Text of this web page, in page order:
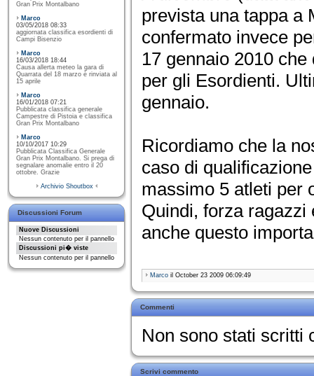
Gran Prix Montalbano
Marco
03/05/2018 08:33
aggiornata classifica esordienti di
Campi Bisenzio
Marco
16/03/2018 18:44
Causa allerta meteo la gara di
Quarrata del 18 marzo è rinviata al
15 aprile
Marco
16/01/2018 07:21
Pubblicata classifica generale
Campestre di Pistoia e classifica
Gran Prix Montalbano
Marco
10/10/2017 10:29
Pubblicata Classifica Generale
Gran Prix Montalbano. Si prega di
segnalare anomalie entro il 20
ottobre. Grazie
Archivio Shoutbox
Discussioni Forum
Nuove Discussioni
Nessun contenuto per il pannello
Discussioni pi� viste
Nessun contenuto per il pannello
prevista una tappa a
confermato invece
17 gennaio 2010
per gli Esordienti.
gennaio.
Ricordiamo che la
caso di
massimo 5 atleti per
Quindi, forza
anche questo
Marco il October 23 2009 06:09:49
Commenti
Non sono stati scritti
Scrivi commento